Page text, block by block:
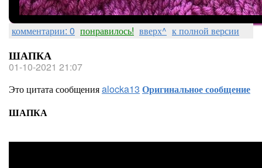
комментарии: 0 понравилось! вверх^ к полной версии
ШАПКА
01-10-2021 21:07
Это цитата сообщенияalocka13 Оригинальное сообщение
ШАПКА